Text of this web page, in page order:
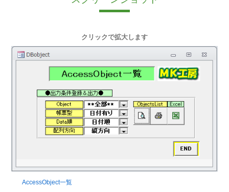
クリックで拡大します
AccessObject一覧